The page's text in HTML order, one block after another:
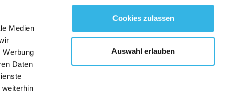
Medien
Daten
Cookies zulassen
Auswahl erlauben
BLEIBEN SIE MIT UNS VERBUNDEN!
Deutsch